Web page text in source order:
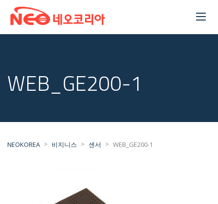
WEB_GE200-1
NEOKOREA > 비지니스 > 센서 > WEB_GE200-1